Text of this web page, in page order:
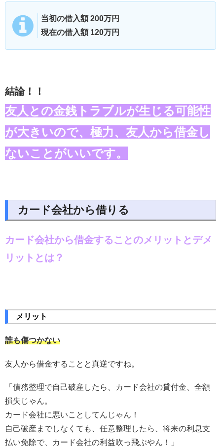
当初の借入額 200万円
現在の借入額 120万円
結論！！
友人との金銭トラブルが生じる可能性
が大きいので、極力、友人から借金し
ないことがいいです。
カード会社から借りる
カード会社から借金することのメリットとデメ
リットとは？
メリット
誰も傷つかない
友人から借金することと真逆ですね。
「債務整理で自己破産したら、カード会社の貸付金、全額
損失じゃん。
カード会社に悪いことしてんじゃん！
自己破産までしなくても、任意整理したら、将来の利息支
払い免除で、カード会社の利益吹っ飛ぶやん！」